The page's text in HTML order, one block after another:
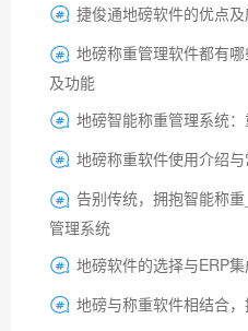
 捷俊通地磅软件的优点及
 地磅称重管理软件都有
及功能
 地磅智能称重管理系统
 地磅称重软件使用介绍
 告别传统，拥抱智能称
管理系统
 地磅软件的选择与ERP
 地磅与称重软件相结合，